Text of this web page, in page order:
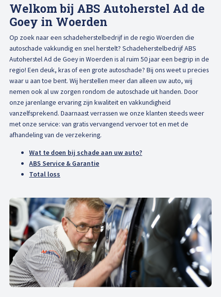
Afspraak maken
Welkom bij ABS Autoherstel Ad de
Goey in Woerden
Op zoek naar een schadeherstelbedrijf in de regio Woerden die
autoschade vakkundig en snel herstelt? Schadeherstelbedrijf ABS
Autoherstel Ad de Goey in Woerden is al ruim 50 jaar een begrip in de
regio! Een deuk, kras of een grote autoschade? Bij ons weet u precies
waar u aan toe bent. Wij herstellen meer dan alleen uw auto, wij
nemen ook al uw zorgen rondom de autoschade uit handen. Door
onze jarenlange ervaring zijn kwaliteit en vakkundigheid
vanzelfsprekend. Daarnaast verrassen we onze klanten steeds weer
met onze service: van gratis vervangend vervoer tot en met de
afhandeling van de verzekering.
Wat te doen bij schade aan uw auto?
ABS Service & Garantie
Total loss